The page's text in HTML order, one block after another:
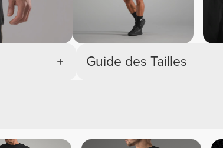
Guide des Tailles